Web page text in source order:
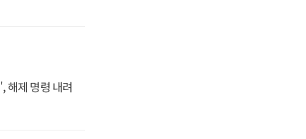
해제 명령 내려